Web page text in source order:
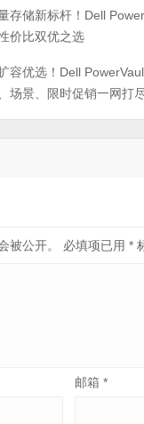
存储新标杆！Dell
价比双优之选
容优选！Dell
场景、限时促销一网打
被公开。 必填项已用 *
邮箱*